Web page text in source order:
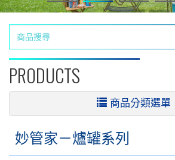
PRODUCTS
商品分類選單
妙管家－爐罐系列